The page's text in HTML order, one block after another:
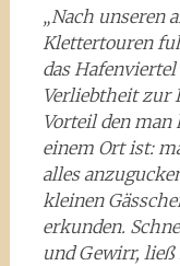
„Nach unseren
Klettertouren
das
Verliebtheit zur
Vorteil den man
einem Ort ist:
alles
kleinen
erkunden.
und Gewirr,